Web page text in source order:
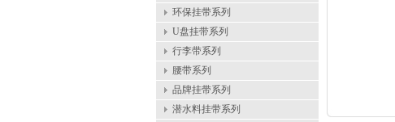
环保挂带系列
U盘挂带系列
行李带系列
腰带系列
品牌挂带系列
潜水料挂带系列